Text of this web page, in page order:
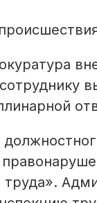
труда».